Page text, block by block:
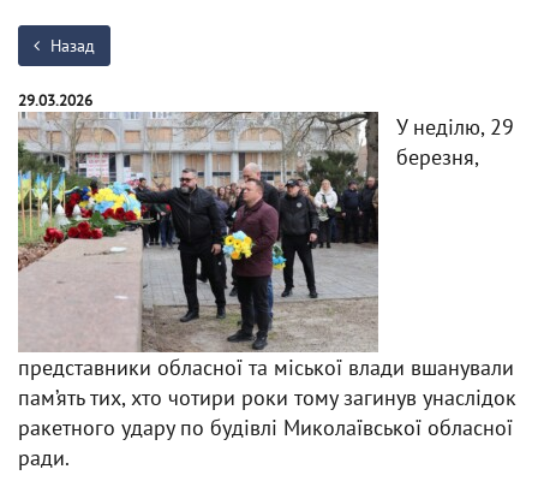
Назад
29.03.2026
У неділю, 29
березня,
представники обласної та міської влади вшанували
пам’ять тих, хто чотири роки тому загинув унаслідок
ракетного удару по будівлі Миколаївської обласної
ради.